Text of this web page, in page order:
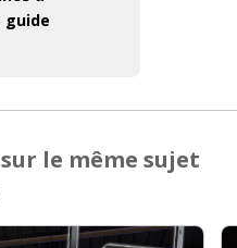
guide
le même sujet